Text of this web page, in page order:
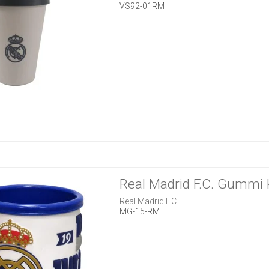
VS92-01RM
Real Madrid F.C. Gummi
Real Madrid F.C.
MG-15-RM